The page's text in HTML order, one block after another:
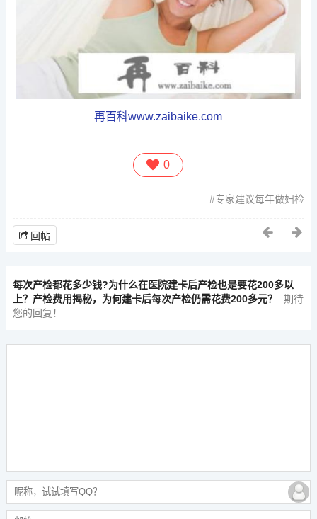
再百科www.zaibaike.com
0
专家建议每年做妇检
回帖
每次产检都花多少钱?为什么在医院建卡后产检也是要花200多以
上？产检费用揭秘，为何建卡后每次产检仍需花费200多元？
期待
您的回复！